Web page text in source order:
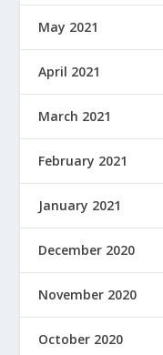
May 2021
April 2021
March 2021
February 2021
January 2021
December 2020
November 2020
October 2020